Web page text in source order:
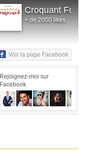
Croquant Fondant
+ de 2000 likes
Voir la page Facebook
Rejoignez-moi sur
Facebook